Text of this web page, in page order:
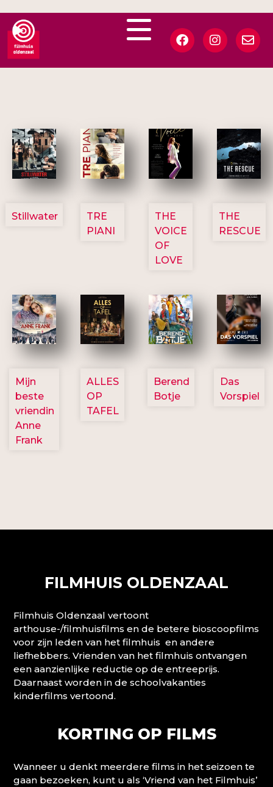
3123
Stillwater
3129
TRE
PIANI
3135
THE
VOICE
OF
LOVE
3148
THE
RESCUE
2757
Mijn
beste
vriendin
Anne
Frank
3154
ALLES
OP
TAFEL
2799
Berend
Botje
2777
Das
Vorspiel
FILMHUIS OLDENZAAL
Filmhuis Oldenzaal vertoont
arthouse-/filmhuisfilms en de betere bioscoopfilms
voor zijn leden van het filmhuis en andere
liefhebbers. Vrienden van het filmhuis ontvangen
een aanzienlijke reductie op de entreeprijs.
Daarnaast worden in de schoolvakanties
kinderfilms vertoond.
KORTING OP FILMS
Wanneer u denkt meerdere films in het seizoen te
gaan bezoeken, kunt u als ‘Vriend van het Filmhuis’